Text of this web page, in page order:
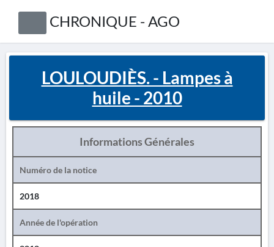
CHRONIQUE - AGO
LOULOUDIÈS. - Lampes à
huile - 2010
Informations Générales
Numéro de la notice
2018
Année de l'opération